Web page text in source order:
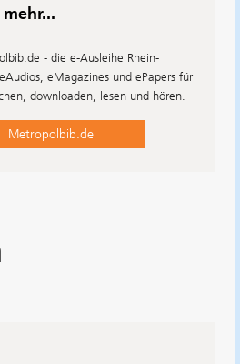
Juli bis 11. September nach dem
- die e-Ausleihe Rhein-
eMagazines und ePapers für
downloaden, lesen und hören.
Metropolbib.de